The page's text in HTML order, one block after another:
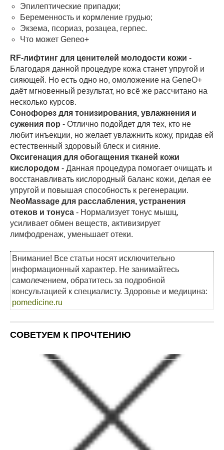
Эпилептические припадки;
Беременность и кормление грудью;
Экзема, псориаз, розацеа, герпес.
Что может Geneo+
RF-лифтинг для ценителей молодости кожи -
Благодаря данной процедуре кожа станет упругой и
сияющей. Но есть одно но, омоложение на GeneO+
даёт мгновенный результат, но всё же рассчитано на
несколько курсов.
Сонофорез для тонизирования, увлажнения и
сужения пор - Отлично подойдет для тех, кто не
любит инъекции, но желает увлажнить кожу, придав ей
естественный здоровый блеск и сияние.
Оксигенация для обогащения тканей кожи
кислородом - Данная процедура помогает очищать и
восстанавливать кислородный баланс кожи, делая ее
упругой и повышая способность к регенерации.
NeoMassage для расслабления, устранения
отеков и тонуса - Нормализует тонус мышц,
усиливает обмен веществ, активизирует
лимфодренаж, уменьшает отеки.
Внимание! Все статьи носят исключительно
информационный характер. Не занимайтесь
самолечением, обратитесь за подробной
консультацией к специалисту. Здоровье и медицина:
pomedicine.ru
СОВЕТУЕМ К ПРОЧТЕНИЮ